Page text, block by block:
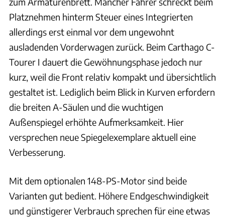
Platznehmen hinterm Steuer eines Integrierten
allerdings erst einmal vor dem ungewohnt
ausladenden Vorderwagen zurück. Beim Carthago C-
Tourer I dauert die Gewöhnungsphase jedoch nur
kurz, weil die Front relativ kompakt und übersichtlich
gestaltet ist. Lediglich beim Blick in Kurven erfordern
die breiten A-Säulen und die wuchtigen
Außenspiegel erhöhte Aufmerksamkeit. Hier
versprechen neue Spiegelexemplare aktuell eine
Verbesserung.
Mit dem optionalen 148-PS-Motor sind beide
Varianten gut bedient. Höhere Endgeschwindigkeit
und günstigerer Verbrauch sprechen für eine etwas